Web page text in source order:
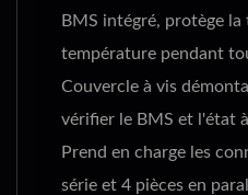
BMS intégré, protège
température pendant
Couvercle à vis
vérifier le BMS et l'état
Prend en charge les
série et 4 pièces en